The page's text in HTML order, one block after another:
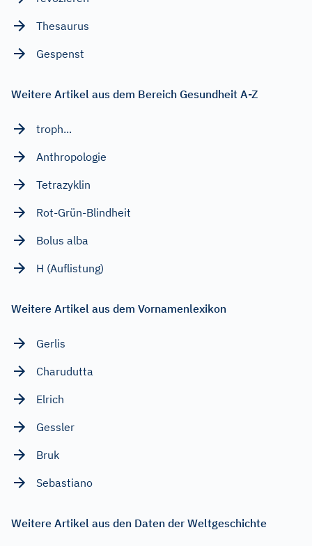
Thesaurus
Gespenst
Weitere Artikel aus dem Bereich Gesundheit A-Z
troph...
Anthropologie
Tetrazyklin
Rot-Grün-Blindheit
Bolus alba
H (Auflistung)
Weitere Artikel aus dem Vornamenlexikon
Gerlis
Charudutta
Elrich
Gessler
Bruk
Sebastiano
Weitere Artikel aus den Daten der Weltgeschichte